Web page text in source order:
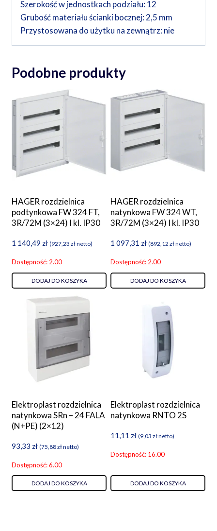
Szerokość w jednostkach podziału: 12
Grubość materiału ścianki bocznej: 2,5 mm
Przystosowana do użytku na zewnątrz: nie
Podobne produkty
HAGER rozdzielnica
podtynkowa FW 324 FT,
3R/72M (3×24) I kl. IP30
1 140,49 zł (927,23 złnetto)
Dostępność: 2.00
DODAJ DO KOSZYKA
HAGER rozdzielnica
natynkowa FW 324 WT,
3R/72M (3×24) I kl. IP30
1 097,31 zł (892,12 złnetto)
Dostępność: 2.00
DODAJ DO KOSZYKA
Elektroplast rozdzielnica
natynkowa SRn – 24 FALA
(N+PE) (2×12)
93,33 zł (75,88złnetto)
Dostępność: 6.00
DODAJ DO KOSZYKA
Elektroplast rozdzielnica
natynkowa RNTO 2S
11,11 zł (9,03 złnetto)
Dostępność: 16.00
DODAJ DO KOSZYKA